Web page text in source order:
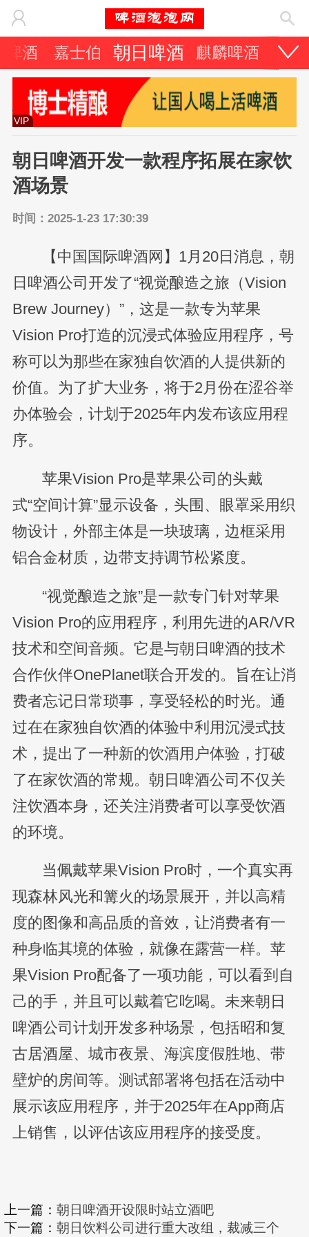
啤酒 嘉士伯 朝日啤酒 麒麟啤酒 其
VIP
朝日啤酒开发一款程序拓展在家饮
酒场景
时间：2025-1-23 17:30:39
【中国国际啤酒网】1月20日消息，朝
日啤酒公司开发了“视觉酿造之旅（Vision
Brew Journey）”，这是一款专为苹果
Vision Pro打造的沉浸式体验应用程序，号
称可以为那些在家独自饮酒的人提供新的
价值。为了扩大业务，将于2月份在涩谷举
办体验会，计划于2025年内发布该应用程
序。
苹果Vision Pro是苹果公司的头戴
式“空间计算”显示设备，头围、眼罩采用织
物设计，外部主体是一块玻璃，边框采用
铝合金材质，边带支持调节松紧度。
“视觉酿造之旅”是一款专门针对苹果
Vision Pro的应用程序，利用先进的AR/VR
技术和空间音频。它是与朝日啤酒的技术
合作伙伴OnePlanet联合开发的。旨在让消
费者忘记日常琐事，享受轻松的时光。通
过在在家独自饮酒的体验中利用沉浸式技
术，提出了一种新的饮酒用户体验，打破
了在家饮酒的常规。朝日啤酒公司不仅关
注饮酒本身，还关注消费者可以享受饮酒
的环境。
当佩戴苹果Vision Pro时，一个真实再
现森林风光和篝火的场景展开，并以高精
度的图像和高品质的音效，让消费者有一
种身临其境的体验，就像在露营一样。苹
果Vision Pro配备了一项功能，可以看到自
己的手，并且可以戴着它吃喝。未来朝日
啤酒公司计划开发多种场景，包括昭和复
古居酒屋、城市夜景、海滨度假胜地、带
壁炉的房间等。测试部署将包括在活动中
展示该应用程序，并于2025年在App商店
上销售，以评估该应用程序的接受度。
上一篇： 朝日啤酒开设限时站立酒吧
下一篇： 朝日饮料公司进行重大改组，裁减三个